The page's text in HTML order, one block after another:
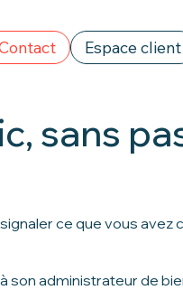
Espace client
sans
ce que vous avez
son administrateur de